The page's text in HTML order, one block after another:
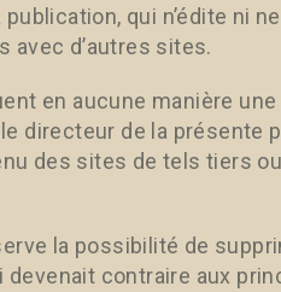
publication, qui n’édite ni
avec d’autres sites.
en aucune manière
directeur de la présente
des sites de tels tiers
la possibilité de
contraire aux